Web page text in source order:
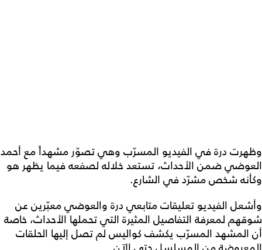
وظهرت درة في الفيديو المسرّب وهي تصوّر مشهداً مع أحمد
العوضي ضمن الأحداث، تستعد خلاله لصفعه فيما يظهر هو
وكأنه شخص مشرّد في الشارع.
وأشعل الفيديو تعليقات متابعي درة والعوضي معبّرين عن
شوقهم لمعرفة التفاصيل المثيرة التي تحملها الأحداث، خاصة
أن المشهد المسرّب يكشف كواليس لم تصل إليها الحلقات